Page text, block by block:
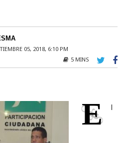
05, 2018, 6:10 PM
5 MINS
E l